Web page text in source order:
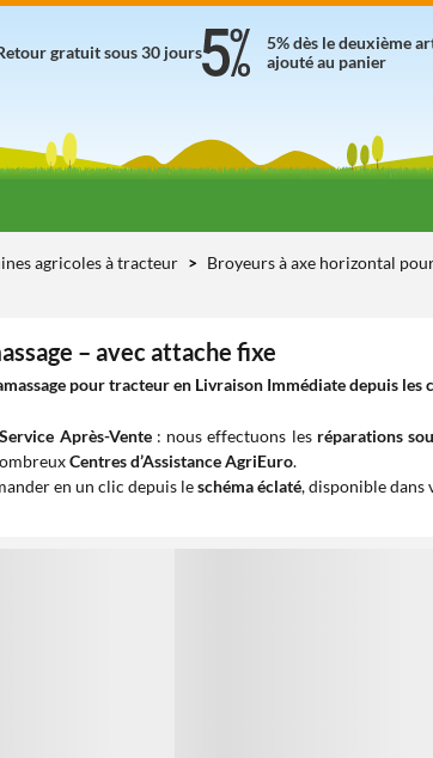
5% dès le deuxième
ajouté au panier
gratuit sous 30 jours
agricoles à tracteur Broyeurs à axe horizontal
– avec attache fixe
pour tracteur en Livraison Immédiate depuis
Service Après-Vente: nous effectuons les réparations
Centres d’Assistance AgriEuro.
en un clic depuis leschéma éclaté, disponible dans